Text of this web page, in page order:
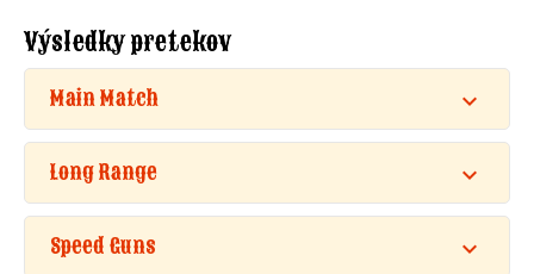
Výsledky pretekov
Main Match
Long Range
Speed Guns